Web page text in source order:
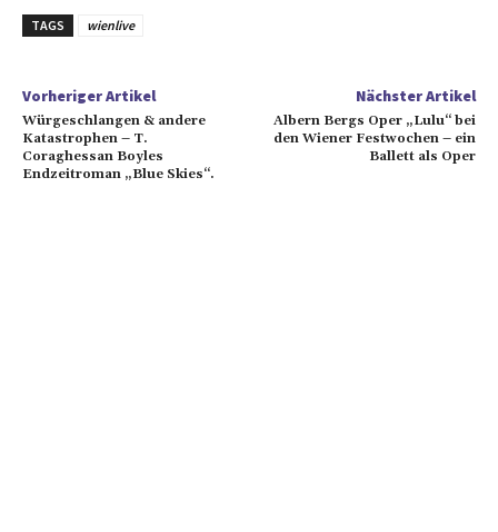
TAGS wienlive
Vorheriger Artikel
Würgeschlangen & andere
Katastrophen – T.
Coraghessan Boyles
Endzeitroman „Blue Skies“.
Nächster Artikel
Albern Bergs Oper „Lulu“ bei
den Wiener Festwochen – ein
Ballett als Oper